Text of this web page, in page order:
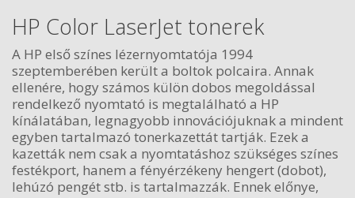
HP Color LaserJet tonerek
A HP első színes lézernyomtatója 1994
szeptemberében került a boltok polcaira. Annak
ellenére, hogy számos külön dobos megoldással
rendelkező nyomtató is megtalálható a HP
kínálatában, legnagyobb innovációjuknak a mindent
egyben tartalmazó tonerkazettát tartják. Ezek a
kazetták nem csak a nyomtatáshoz szükséges színes
festékport, hanem a fényérzékeny hengert (dobot),
lehúzó pengét stb. is tartalmazzák. Ennek előnye,